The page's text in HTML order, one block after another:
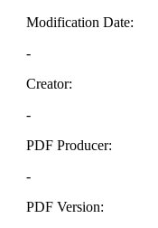
Modification Date:
-
Creator:
-
PDF Producer:
-
PDF Version: